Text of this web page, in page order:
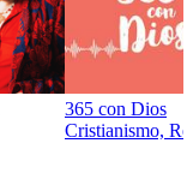
365 con Dios
Cristianismo,